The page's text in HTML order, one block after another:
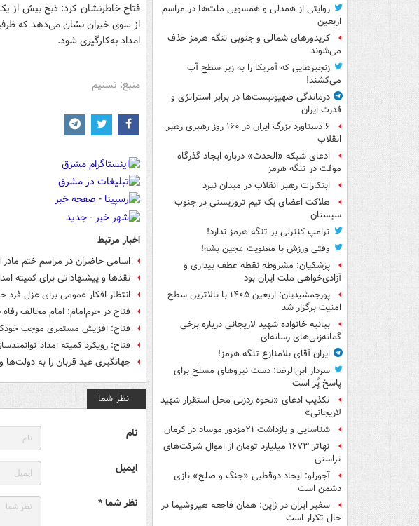
روایتی از همدلی و همسویی ملت‌ها در مراسم
اربعین
کریدورهای شمالی و جنوبی تنگه هرمز حذف
می‌شوند
زنجیرهایی که آمریکا را به زیر سطح آب
می‌کشند!
درماندگی صهیونیست‌ها در برابر استراتژی و
قدرت ایران
۶ دستاورد بزرگ ایران در ۱۶۰ روز رهبری رهبر
انقلاب
ادعای شبکه «الحدث» درباره ایجاد گذرگاه
موقت در تنگه هرمز
ابتکارات رهبر انقلاب در میدان نبرد
هلاکت اعضای یک تیم تروریستی در جنوب
سیستان
ترامپ کنترلی بر تنگه هرمز ندارد!
وقتی ورزش با معنویت عجین بشه!
پزشکیان: مشروطه نقطه عطف بیداری و
آزادی‌خواهی ملت ایران بود
پورجمشیدیان: اربعین ۱۴۰۵ با بالاترین سطح
امنیت برگزار شد
بیانیه خانواده شهید لاریجانی درباره برخی
گمانه‌زنی‌های رسانه‌ای
ایران آقای بلامنازع تنگه هرمز!
سردار ابن‌الرضا: دست نیروهای مسلح برای
پاسخ پُر است
تکذیب ادعای «نحوه ردزنی محل استقرار شهید
لاریجانی»
شناسایی و بازداشت ۲۱مزدور موساد در کرمان
تهاتر ۱۶۷۳ میلیارد تومان از اموال شرکت‌های
تراستی
آجورلو: ایجاد دوقطبی «جنگ و صلح‌» بازی
دشمن است
سفیر ایران در ژاپن: همان فاجعه هیروشیما در
حال تکرار است
فتاح خاطرنشان کرد: ذبح بیش از
از سوی خیران نشان می‌دهد که
امداد به‌کارگیری شود.
منبع: تسنیم
اخبار مرتبط
اسامی حاضران در مراسم ختم مادر
نقدها و پیشنهاداتی برای کمیته
انتظار افکار عمومی برای عزل فرد
فتاح در حرم‌امام: امام مخالف
فتاح: افزایش مستمری موجب
فتاح: رویکرد کمیته امداد
جهانگیری عید قربان را به
نظر شما
نام
ایمیل
نظر شما *